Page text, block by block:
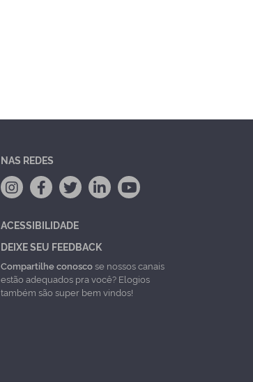
NAS REDES
ACESSIBILIDADE
DEIXE SEU FEEDBACK
Compartilhe conoscose nossos canais
estão adequados pra você? Elogios
também são super bem vindos!